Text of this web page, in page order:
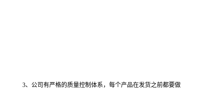
3、公司有严格的质量控制体系，每个产品在发货之前都要做